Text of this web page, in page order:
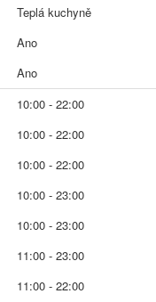
Teplá kuchyně
Ano
Ano
10:00 - 22:00
10:00 - 22:00
10:00 - 22:00
10:00 - 23:00
10:00 - 23:00
11:00 - 23:00
11:00 - 22:00